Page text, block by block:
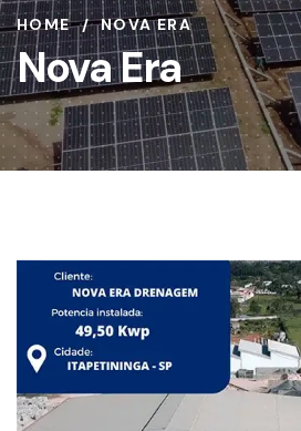
HOME NOVA ERA
Nova Era